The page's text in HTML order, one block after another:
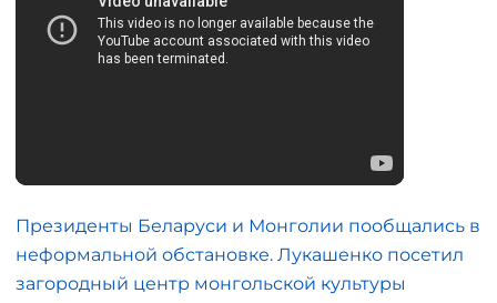
Президенты Беларуси и Монголии пообщались в
неформальной обстановке. Лукашенко посетил
загородный центр монгольской культуры